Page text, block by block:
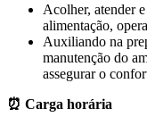
Acolher, atender
alimentação,
Auxiliando na
manutenção do
assegurar o
⏰ Carga horária